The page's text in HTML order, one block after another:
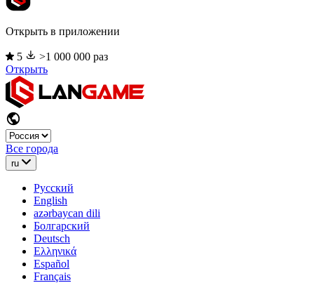
Открыть в приложении
5
>1 000 000 раз
Открыть
Все города
ru
Русский
English
azərbaycan dili
Болгарский
Deutsch
Ελληνικά
Español
Français